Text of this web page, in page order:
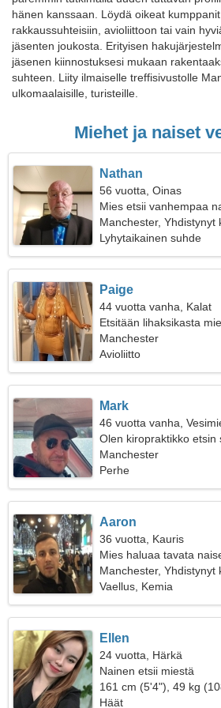
hänen kanssaan. Löydä oikeat
rakkaussuhteisiin, avioliittoon tai vain
jäsenten joukosta. Erityisen
jäsenen kiinnostuksesi mukaan
suhteen. Liity ilmaiselle treffisivustolle
ulkomaalaisille, turisteille.
Miehet ja naiset
Nathan
56 vuotta, Oinas
Mies etsii vanhempaa
Manchester, Yhdistynyt
Lyhytaikainen suhde
Paige
44 vuotta vanha, Kalat
Etsitään lihaksikasta
Manchester
Avioliitto
Mark
46 vuotta vanha,
Olen kiropraktikko etsin
Manchester
Perhe
Aaron
36 vuotta, Kauris
Mies haluaa tavata
Manchester, Yhdistynyt
Vaellus, Kemia
Ellen
24 vuotta, Härkä
Nainen etsii miestä
161 cm (5'4"), 49 kg
Häät